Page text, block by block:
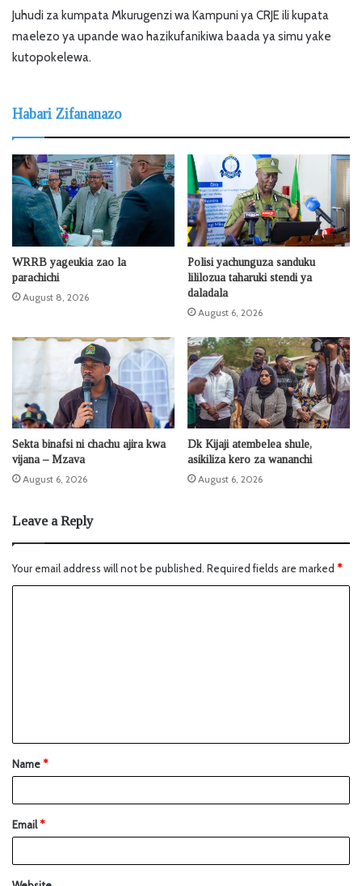
Juhudi za kumpata Mkurugenzi wa Kampuni ya CRJE ili kupata
maelezo ya upande wao hazikufanikiwa baada ya simu yake
kutopokelewa.
Habari Zifananazo
WRRB yageukia zao la
parachichi
August 8, 2026
Polisi yachunguza sanduku
lililozua taharuki stendi ya
daladala
August 6, 2026
Sekta binafsi ni chachu ajira kwa
vijana – Mzava
August 6, 2026
Dk Kijaji atembelea shule,
asikiliza kero za wananchi
August 6, 2026
Leave a Reply
Your email address will not be published. Required fields are marked *
Name*
Email*